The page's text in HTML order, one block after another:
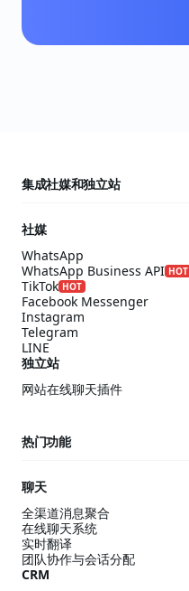
集成社媒和独立站
社媒
WhatsApp
WhatsApp Business API HOT
TikTok HOT
Facebook Messenger
Instagram
Telegram
LINE
独立站
网站在线聊天插件
热门功能
聊天
全渠道消息聚合
在线聊天系统
实时翻译
团队协作与会话分配
CRM